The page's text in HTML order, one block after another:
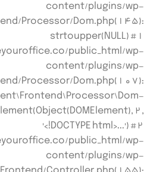
content/plugins/wp-
Processor/Dom.php(145):
strtoupper(NULL) #1
public_html/wp-
content/plugins/wp-
Processor/Dom.php(107):
2,
'<!DOCTYPE html>...') #2
public_html/wp-
content/plugins/wp-